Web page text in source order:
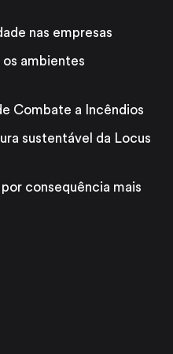
nas empresas
ambientes
Combate a Incêndios
sustentável da Locus
consequência mais